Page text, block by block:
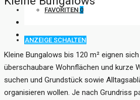
FAVORITEN 0
ANZEIGE SCHALTEN
Kleine Bungalows bis 120 m² eignen
überschaubare Wohnflächen und kurze
suchen und Grundstück sowie
organisieren wollen. Je nach Grundriss